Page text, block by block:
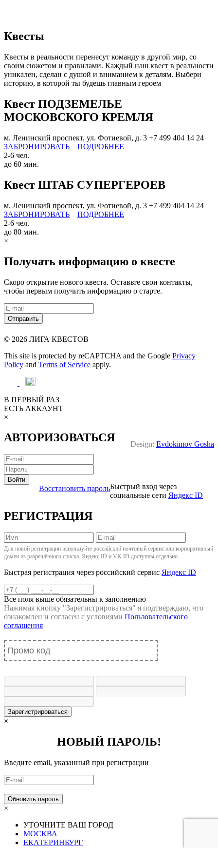
Квесты
Квесты в реальности перенесут команду в другой мир, со
своим сюжетом и правилами. Каждый наш квест в реальности
уникален, сделан с душой и вниманием к деталям. Выбери
историю, в которой ты будешь главным героем
Квест ПОДЗЕМЕЛЬЕ
МОСКОВСКОГО КРЕМЛЯ
м. Ленинский проспект, ул. Фотиевой, д. 3 +7 499 404 14 24
ЗАБРОНИРОВАТЬ
ПОДРОБНЕЕ
2-6 чел.
до 60 мин.
Квест ШТАБ СУПЕРГЕРОЕВ
м. Ленинский проспект, ул. Фотиевой, д. 3 +7 499 404 14 24
ЗАБРОНИРОВАТЬ
ПОДРОБНЕЕ
2-6 чел.
до 80 мин.
×
Получать информацию о квесте
Скоро открытие нового квеста. Оставьте свои контакты,
чтобы первым получить информацию о старте.
© 2026 ЛИГА КВЕСТОВ
This site is protected by reCAPTCHA and the Google Privacy
Policy and Terms of Service apply.
Design: Evdokimov Gosha
В ПЕРВЫЙ РАЗ
ЕСТЬ АККАУНТ
×
АВТОРИЗОВАТЬСЯ
Войти
Восстановить парольБыстрый вход через
социальные сети Яндекс ID
РЕГИСТРАЦИЯ
Для новой регистрации используйте российский почтовый сервис или корпоративный
домен из разрешённого списка. Яндекс ID и VK ID доступны отдельно.
Быстрая регистрация через российский сервис Яндекс ID
Все поля выше обязательны к заполнению
Нажимая кнопку "Зарегистрироваться" я подтверждаю, что
ознакомлен и согласен с условиями Пользовательского
соглашения
Зарегистрироваться
×
НОВЫЙ ПАРОЛЬ!
Введите email, указанный при регистрации
×
УТОЧНИТЕ ВАШ ГОРОД
МОСКВА
ЕКАТЕРИНБУРГ